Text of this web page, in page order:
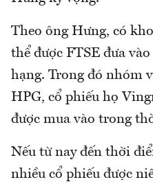
Theo ông Hưng, có
thể được FTSE đưa
hạng. Trong đó nhóm
HPG, cổ phiếu họ
được mua vào trong
Nếu từ nay đến thời
nhiều cổ phiếu được